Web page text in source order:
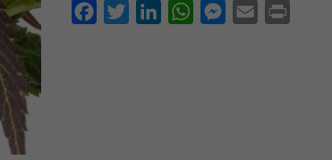
FacebookTwitterLinkedInWhatsAppMessenger
Email